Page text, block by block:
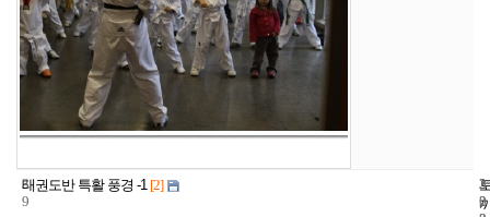
3
9
태권도반 특활 풍경 -1 [2]
3
2
2
0